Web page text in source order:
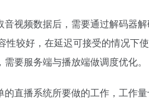
视频数据后，需要通过解码器
性较好，在延迟可接受的情况下
要服务端与播放端做调度优化。
的直播系统所要做的工作，工作